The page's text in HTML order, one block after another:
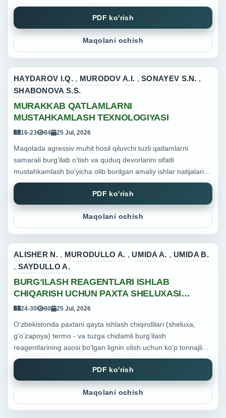
usuli, Gurevich – Xaskind hamda Kuznetsov yondashuvlari
PDF ko'rish
Maqolani ochish
HAYDAROV I.Q. , MURODOV A.I. ,SONAYEV S.N. ,
SHABONOVA S.S.
MURAKKAB QATLAMLARNI
MUSTAHKAMLASH TEXNOLOGIYASI
16-23 84 25 Jul, 2026
Maqolada agressiv muhit hosil qiluvchi tuzli qatlamlarni
samarali burg‘ilab o‘tish va quduq devorlarini sifatli
mustahkamlash bo‘yicha olib borilgan amaliy ishlar natijalari
keltirilgan. Geologik murakkab bo‘lgan tuzli qatlamlar uch...
PDF ko'rish
Maqolani ochish
ALISHER N. , MURODULLO A. , UMIDA A. , UMIDA B.
, SAYDULLO A.
BURGʻILASH REAGENTLARI ISHLAB
CHIQARISH UCHUN PAXTA SHELUXASI
CHIQINDILARIDAN LIGNIN AJRATIB OLISH
24-30 80 25 Jul, 2026
Oʻzbekistonda paxtani qayta ishlash chiqindilari (sheluxa,
gʻoʻzapoya) termo - va tuzga chidamli burgʻilash
reagentlarining asosi boʻlgan lignin olish uchun koʻp tonnajli
qayta tiklanuvchi xomashyo hisoblanadi. Ligninni ajratib olish
PDF ko'rish
Maqolani ochish